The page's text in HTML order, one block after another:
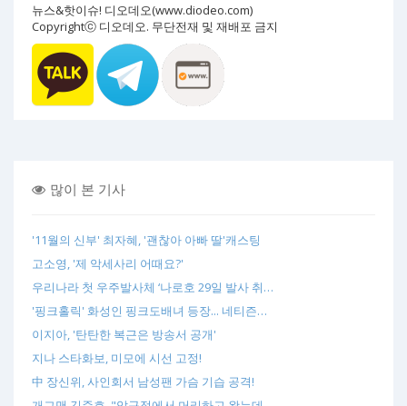
뉴스&핫이슈! 디오데오(www.diodeo.com)
Copyrightⓒ 디오데오. 무단전재 및 재배포 금지
많이 본 기사
'11월의 신부' 최자혜, '괜찮아 아빠 딸'캐스팅
고소영, '제 악세사리 어때요?'
우리나라 첫 우주발사체 ‘나로호 29일 발사 취…
'핑크홀릭' 화성인 핑크도배녀 등장... 네티즌…
이지아, '탄탄한 복근은 방송서 공개'
지나 스타화보, 미모에 시선 고정!
中 장신위, 사인회서 남성팬 가슴 기습 공격!